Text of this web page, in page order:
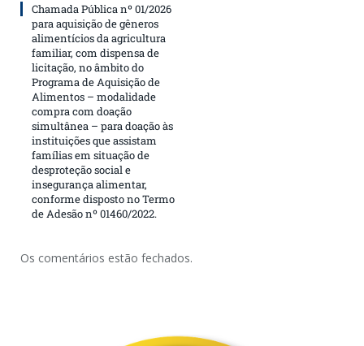
Chamada Pública nº 01/2026
para aquisição de gêneros
alimentícios da agricultura
familiar, com dispensa de
licitação, no âmbito do
Programa de Aquisição de
Alimentos – modalidade
compra com doação
simultânea – para doação às
instituições que assistam
famílias em situação de
desproteção social e
insegurança alimentar,
conforme disposto no Termo
de Adesão nº 01460/2022.
Os comentários estão fechados.